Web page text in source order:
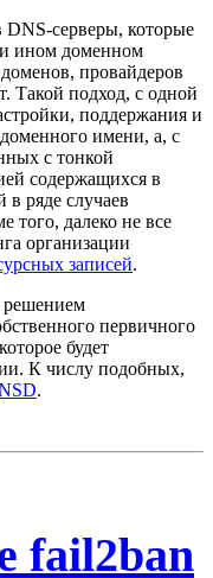
серверы, которые
ином доменном
провайдеров
Такой подход, с одной
поддержания и
имени, а, с
с тонкой
содержащихся в
ряде случаев
того, далеко не все
организации
записей.
решением
первичного
будет
К числу подобных,
.
fail2ban